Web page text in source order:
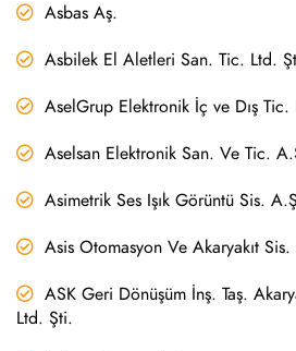
Asbas Aş.
Asbilek El Aletleri San. Tic. Ltd.
AselGrup Elektronik İç ve Dış
Aselsan Elektronik San. Ve Tic.
Asimetrik Ses Işık Görüntü Sis.
Asis Otomasyon Ve Akaryakıt
ASK Geri Dönüşüm İnş. Taş.
Ltd. Şti.